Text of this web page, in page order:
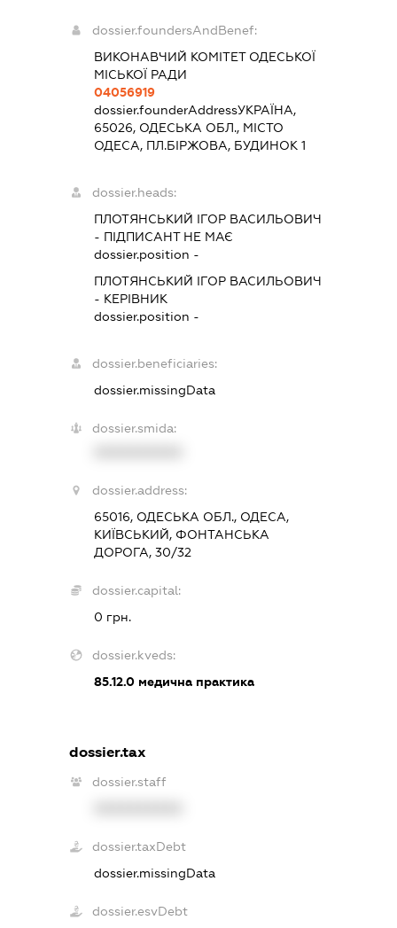
dossier.foundersAndBenef:
ВИКОНАВЧИЙ КОМІТЕТ ОДЕСЬКОЇ
МІСЬКОЇ РАДИ
04056919
dossier.founderAddressУКРАЇНА,
65026, ОДЕСЬКА ОБЛ., МІСТО
ОДЕСА, ПЛ.БІРЖОВА, БУДИНОК 1
dossier.heads:
ПЛОТЯНСЬКИЙ ІГОР ВАСИЛЬОВИЧ
- ПІДПИСАНТНЕ МАЄ
dossier.position -
ПЛОТЯНСЬКИЙ ІГОР ВАСИЛЬОВИЧ
- КЕРІВНИК
dossier.position -
dossier.beneficiaries:
dossier.missingData
dossier.smida:
dossier.address:
65016, ОДЕСЬКА ОБЛ., ОДЕСА,
КИЇВСЬКИЙ, ФОНТАНСЬКА
ДОРОГА, 30/32
dossier.capital:
0 грн.
dossier.kveds:
85.12.0медична практика
dossier.tax
dossier.staff
dossier.taxDebt
dossier.missingData
dossier.esvDebt